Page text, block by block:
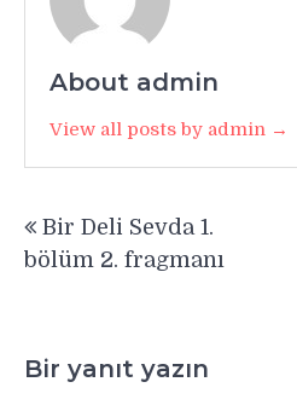
About admin
View all posts by admin →
gezinmesi
Bir Deli Sevda 1.
bölüm 2. fragmanı
Bir yanıt yazın